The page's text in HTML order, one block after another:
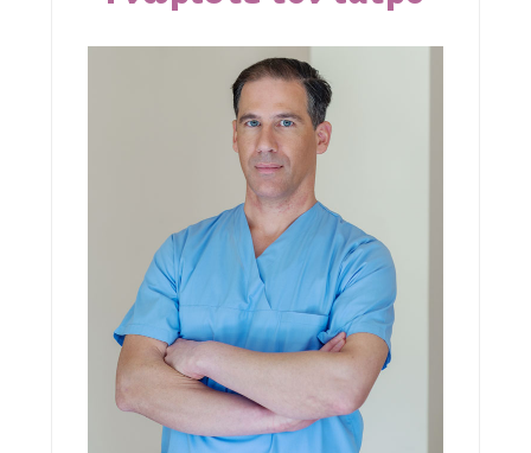
Η Υγιεινή και Ισορροπημένη Διατροφή στην
Εγκυμοσύνη
Ημερολόγιο της Κύησης
Ναυτία στην Εγκυμοσύνη
Τροφές που πρέπει να αποφεύγετε στην
Θρεπτικά Συστατικά στην Εγκυμοσύνη
Ο Προγεννητικός Έλεγχος
Προεκλαμψία
Σωματικό Βάρος στην Εγκυμοσύνη
Υπέρηχοι στην Εγκυμοσύνη
Επικοινωνία